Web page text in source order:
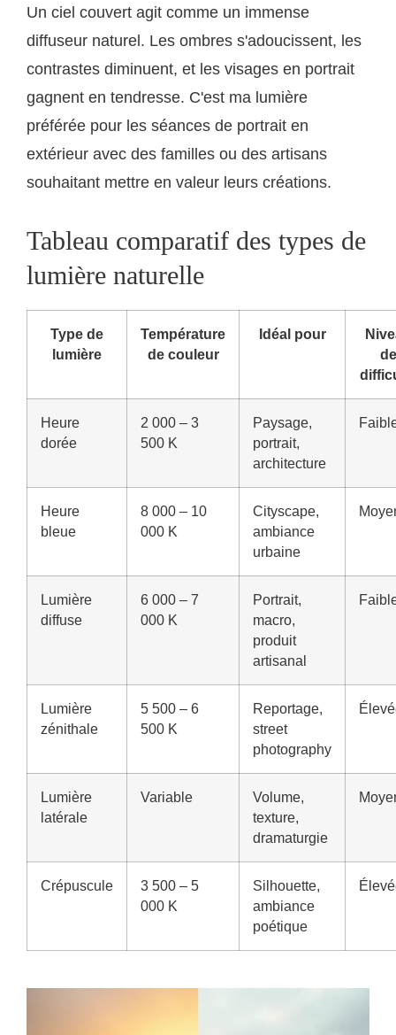
Un ciel couvert agit comme un immense
diffuseur naturel. Les ombres s'adoucissent, les
contrastes diminuent, et les visages en portrait
gagnent en tendresse. C'est ma lumière
préférée pour les séances de portrait en
extérieur avec des familles ou des artisans
souhaitant mettre en valeur leurs créations.
Tableau comparatif des types de
lumière naturelle
Type de
lumière
Température
de couleur
Idéal pour
de
Heure
dorée
2 000 – 3
500 K
Paysage,
portrait,
architecture
Heure
bleue
8 000 – 10
000 K
Cityscape,
ambiance
urbaine
Lumière
diffuse
6 000 – 7
000 K
Portrait,
macro,
produit
artisanal
Lumière
zénithale
5 500 – 6
500 K
Reportage,
street
photography
Lumière
latérale
Variable
Volume,
texture,
dramaturgie
Crépuscule
3 500 – 5
000 K
Silhouette,
ambiance
poétique